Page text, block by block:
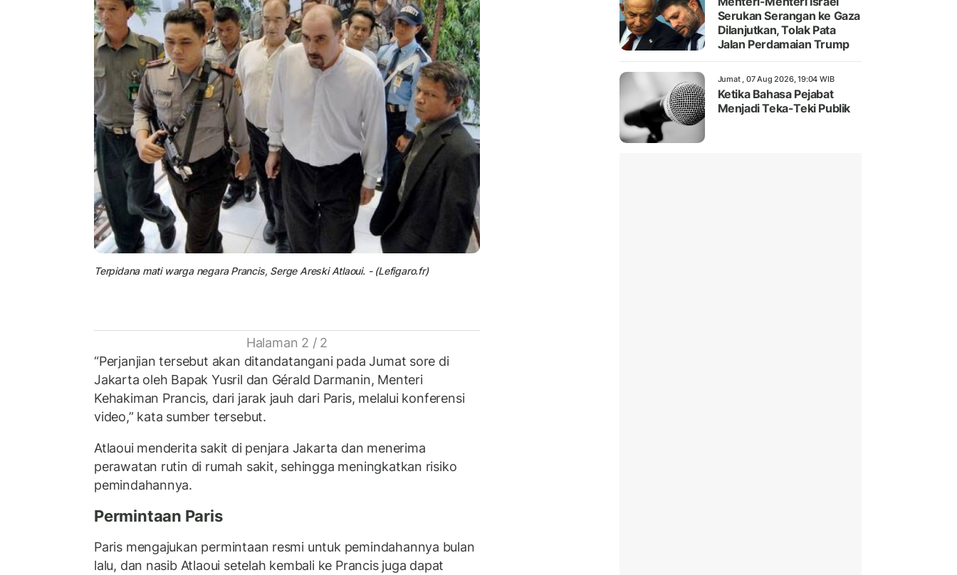
Terpidana mati warga negara Prancis, Serge Areski Atlaoui. - (Lefigaro.fr)
Halaman 2 / 2
“Perjanjian tersebut akan ditandatangani pada Jumat sore di
Jakarta oleh Bapak Yusril dan Gérald Darmanin, Menteri
Kehakiman Prancis, dari jarak jauh dari Paris, melalui konferensi
video,” kata sumber tersebut.
Atlaoui menderita sakit di penjara Jakarta dan menerima
perawatan rutin di rumah sakit, sehingga meningkatkan risiko
pemindahannya.
Permintaan Paris
Paris mengajukan permintaan resmi untuk pemindahannya bulan
lalu, dan nasib Atlaoui setelah kembali ke Prancis juga dapat
Serukan Serangan ke Gaza
Dilanjutkan, Tolak Pata
Jalan Perdamaian Trump
Jumat , 07 Aug 2026, 19:04 WIB
Ketika Bahasa Pejabat
Menjadi Teka-Teki Publik